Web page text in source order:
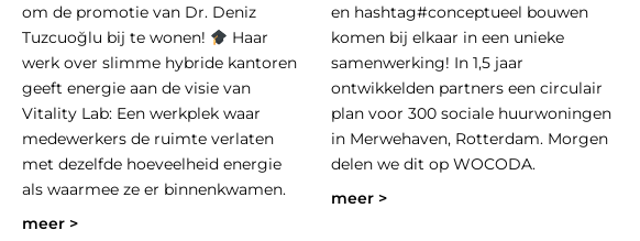
om de promotie van Dr. Deniz
Tuzcuoğlu bij te wonen!
Haar
werk over slimme hybride kantoren
geeft energie aan de visie van
Vitality Lab: Een werkplek waar
medewerkers de ruimte verlaten
met dezelfde hoeveelheid energie
als waarmee ze er binnenkwamen.
meer >
en hashtag#conceptueel bouwen
komen bij elkaar in een unieke
samenwerking! In 1,5 jaar
ontwikkelden partners een circulair
plan voor 300 sociale huurwoningen
in Merwehaven, Rotterdam. Morgen
delen we dit op WOCODA.
meer >